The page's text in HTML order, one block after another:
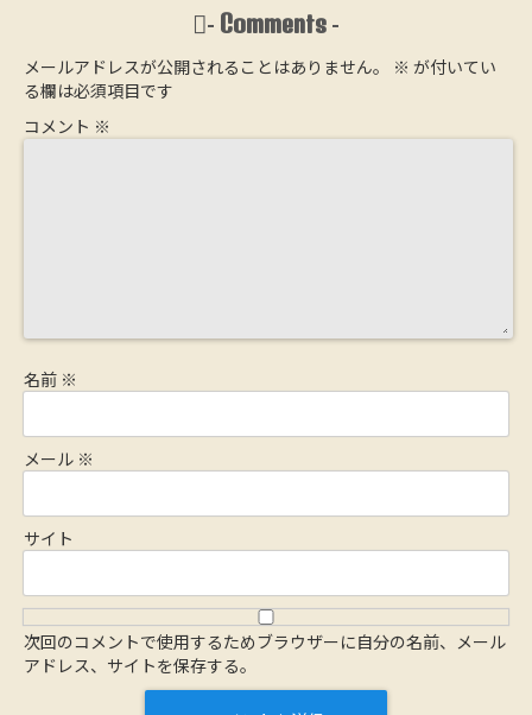
- Comments -
メールアドレスが公開されることはありません。 ※ が付いてい
る欄は必須項目です
コメント ※
名前 ※
メール ※
サイト
次回のコメントで使用するためブラウザーに自分の名前、メール
アドレス、サイトを保存する。